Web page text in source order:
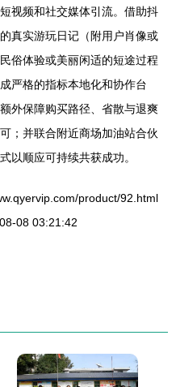
视频和社交媒体引流。借助抖
真实游玩日记（附用户肖像或
俗体验或美丽闲适的短途过程
严格的指标本地化和协作台
外保障购买路径、省散与退爽
；并联合附近商场加油站合伙
以顺应可持续共获成功。
product/92.html
08 03:21:42